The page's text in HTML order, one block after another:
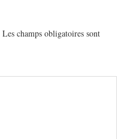
Les champs obligatoires sont